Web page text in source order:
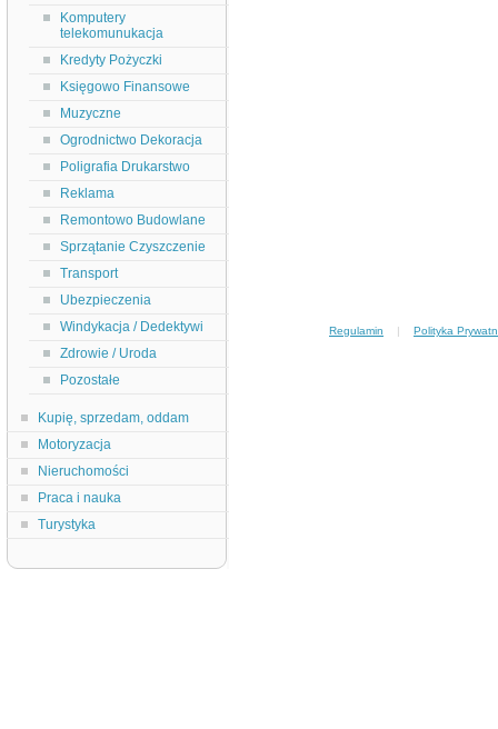
Komputery
telekomunukacja
Kredyty Pożyczki
Księgowo Finansowe
Muzyczne
Ogrodnictwo Dekoracja
Poligrafia Drukarstwo
Reklama
Remontowo Budowlane
Sprzątanie Czyszczenie
Transport
Ubezpieczenia
Windykacja / Dedektywi
Zdrowie / Uroda
Pozostałe
Kupię, sprzedam, oddam
Motoryzacja
Nieruchomości
Praca i nauka
Turystyka
Regulamin | Polityka